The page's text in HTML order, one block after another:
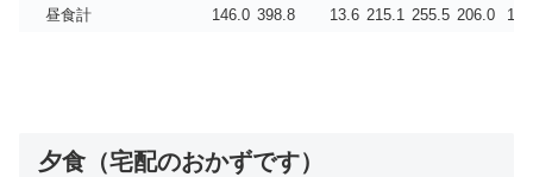
昼食計
146.0 398.8 13.6 215.1 255.5 206.0
夕食（宅配のおかずです）